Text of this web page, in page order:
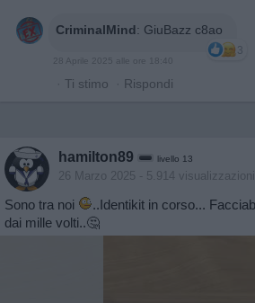
CriminalMind: GiuBazz c8ao
3
28 Aprile 2025 alle ore 18:40
· Ti stimo · Rispondi
hamilton89 livello 13
26 Marzo 2025 - 5.914 visualizzazioni
Sono tra noi
..Identikit in corso...
dai mille volti..🤔